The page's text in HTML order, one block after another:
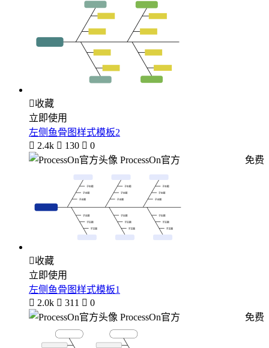
收藏
立即使用
左侧鱼骨图样式模板2
 2.4k  130  0
ProcessOn官方
免费
收藏
立即使用
左侧鱼骨图样式模板1
 2.0k  311  0
ProcessOn官方
免费